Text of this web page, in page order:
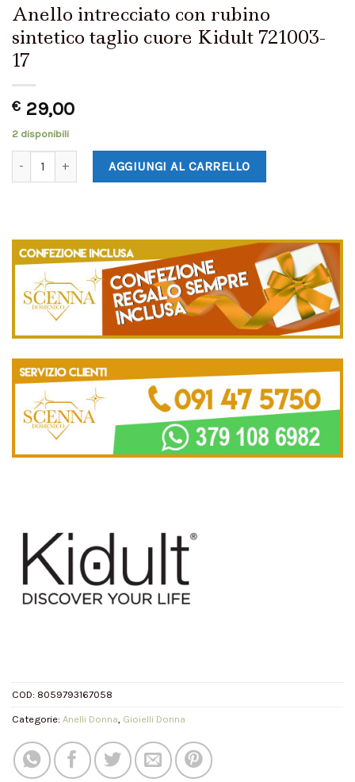
Anello intrecciato con rubino
sintetico taglio cuore Kidult 721003-
17
€ 29,00
2 disponibili
AGGIUNGI AL CARRELLO
COD: 8059793167058
Categorie: Anelli Donna, Gioielli Donna